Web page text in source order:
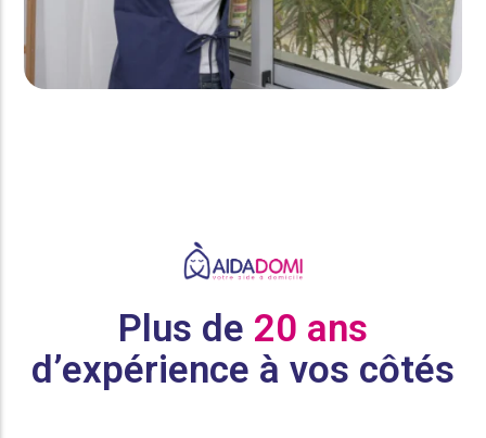
Plus de 20 ans
d’expérience à vos côtés